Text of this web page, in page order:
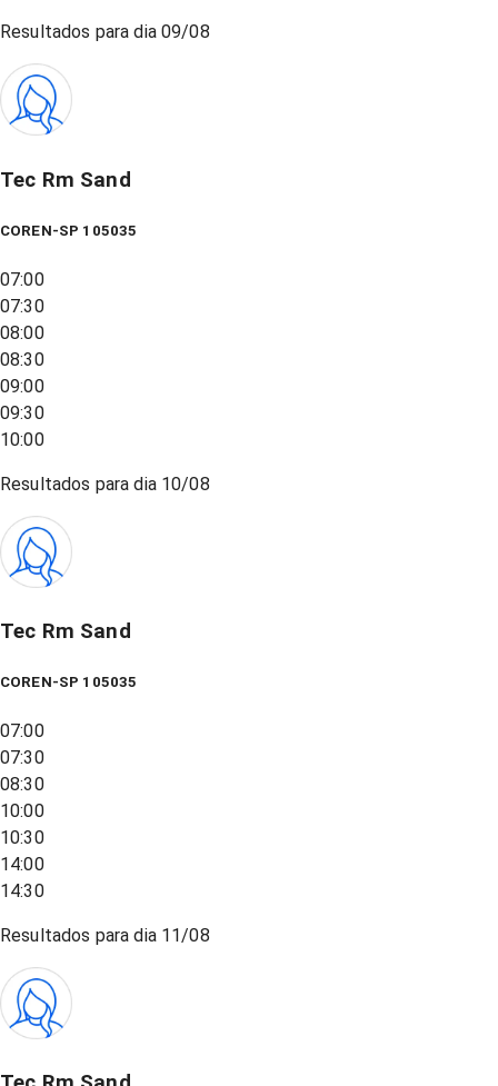
Resultados para dia09/08
Tec Rm Sand
COREN-SP 105035
07:00
07:30
08:00
08:30
09:00
09:30
10:00
Resultados para dia 10/08
Tec Rm Sand
COREN-SP 105035
07:00
07:30
08:30
10:00
10:30
14:00
14:30
Resultados para dia 11/08